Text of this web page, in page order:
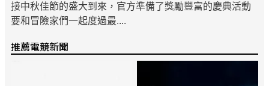
接中秋佳節的盛大到來，官方準備了獎勵豐富的慶典活動
要和冒險家們一起度過最....
推薦電競新聞